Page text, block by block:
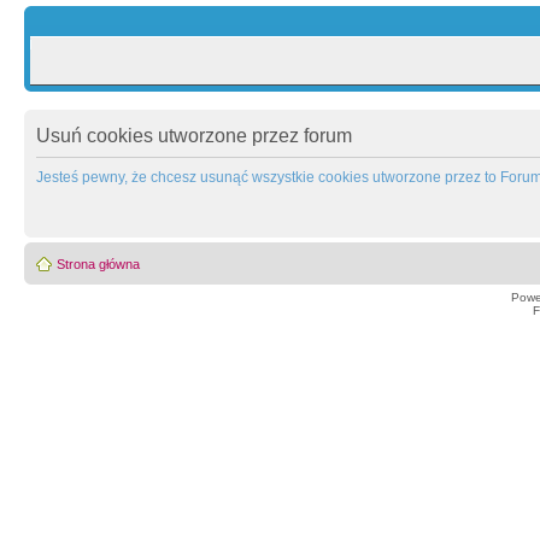
Usuń cookies utworzone przez forum
Jesteś pewny, że chcesz usunąć wszystkie cookies utworzone przez to
Strona główna